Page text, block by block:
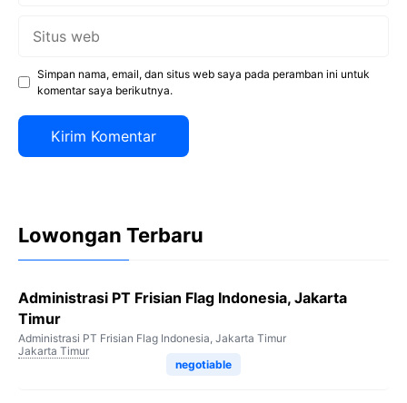
Simpan nama, email, dan situs web saya pada peramban ini untuk
komentar saya berikutnya.
Lowongan Terbaru
Administrasi PT Frisian Flag Indonesia, Jakarta
Timur
Administrasi PT Frisian Flag Indonesia, Jakarta Timur
Jakarta Timur
negotiable